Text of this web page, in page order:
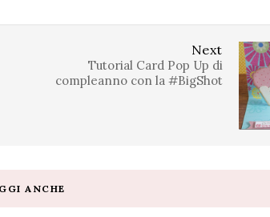
Next
Tutorial Card Pop Up di
compleanno con la #BigShot
ANCHE